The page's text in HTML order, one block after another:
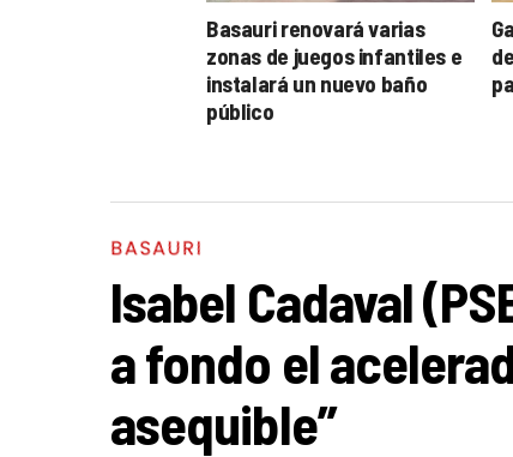
Basauri renovará varias
zonas de juegos infantiles e
instalará un nuevo baño
público
BASAURI
Isabel Cadaval
a fondo el
asequible”